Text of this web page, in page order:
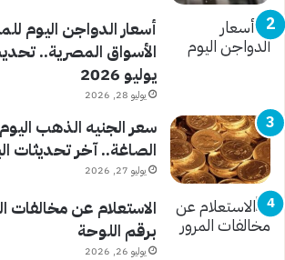
أسعار الدواجن اليوم
يوليو 2026
يوليو 28, 2026
سعر الجنيه الذهب
الصاغة.. آخر تحديثات
يوليو 27, 2026
برقم اللوحة
يوليو 26, 2026